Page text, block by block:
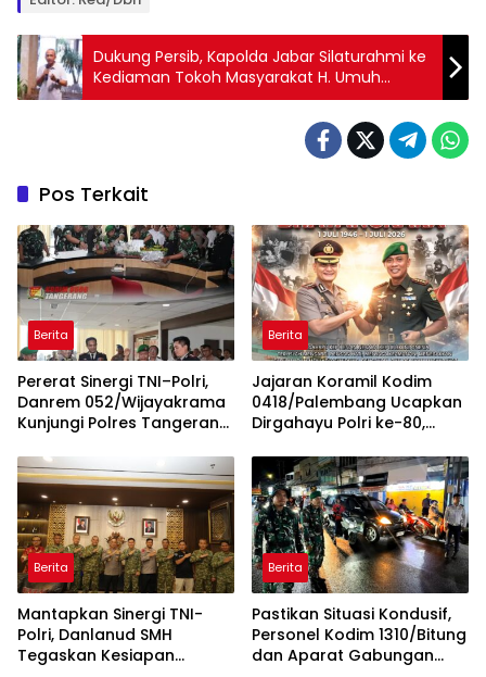
Dukung Persib, Kapolda Jabar Silaturahmi ke
Kediaman Tokoh Masyarakat H. Umuh
Muchtar
Pos Terkait
Berita
Pererat Sinergi TNI–Polri,
Danrem 052/Wijayakrama
Kunjungi Polres Tangerang
Berita
Jajaran Koramil Kodim
0418/Palembang Ucapkan
Dirgahayu Polri ke-80,
Berita
Mantapkan Sinergi TNI-
Polri, Danlanud SMH
Tegaskan Kesiapan
Berita
Pastikan Situasi Kondusif,
Personel Kodim 1310/Bitung
dan Aparat Gabungan